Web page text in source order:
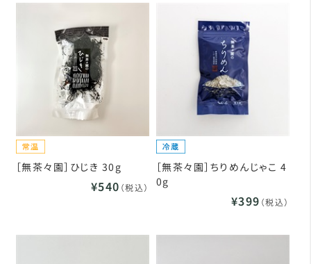
［無茶々園］ひじき 30g
¥540 （税込）
［無茶々園］ちりめんじゃこ 4
0g
¥399 （税込）